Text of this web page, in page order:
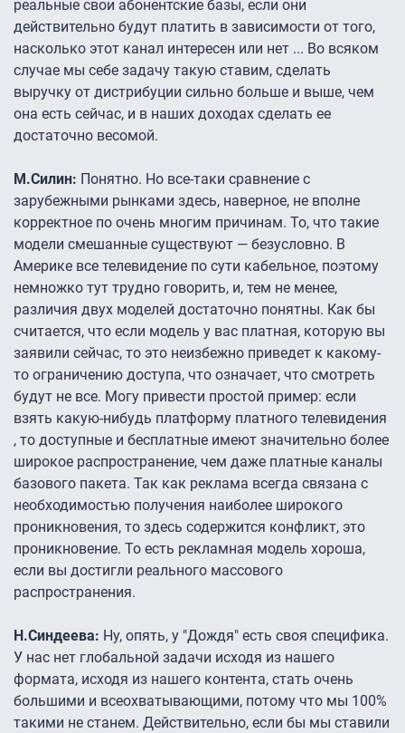
реальные свои абонентские базы, если они
действительно будут платить в зависимости от того,
насколько этот канал интересен или нет ... Во всяком
случае мы себе задачу такую ставим, сделать
выручку от дистрибуции сильно больше и выше, чем
она есть сейчас, и в наших доходах сделать ее
достаточно весомой.
М.Силин: Понятно. Но все-таки сравнение с
зарубежными рынками здесь, наверное, не вполне
корректное по очень многим причинам. То, что такие
модели смешанные существуют — безусловно. В
Америке все телевидение по сути кабельное, поэтому
немножко тут трудно говорить, и, тем не менее,
различия двух моделей достаточно понятны. Как бы
считается, что если модель у вас платная, которую вы
заявили сейчас, то это неизбежно приведет к какому-
то ограничению доступа, что означает, что смотреть
будут не все. Могу привести простой пример: если
взять какую-нибудь платформу платного телевидения
, то доступные и бесплатные имеют значительно более
широкое распространение, чем даже платные каналы
базового пакета. Так как реклама всегда связана с
необходимостью получения наиболее широкого
проникновения, то здесь содержится конфликт, это
проникновение. То есть рекламная модель хороша,
если вы достигли реального массового
распространения.
Н.Синдеева: Ну, опять, у "Дождя" есть своя специфика.
У нас нет глобальной задачи исходя из нашего
формата, исходя из нашего контента, стать очень
большими и всеохватывающими, потому что мы 100%
такими не станем. Действительно, если бы мы ставили